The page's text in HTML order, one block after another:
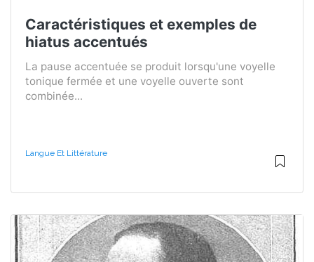
Caractéristiques et exemples de
hiatus accentués
La pause accentuée se produit lorsqu'une voyelle
tonique fermée et une voyelle ouverte sont
combinée...
Langue Et Littérature